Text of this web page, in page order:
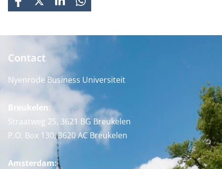
FACEBOOK
X LINKEDINWHATSAPP
Contact
Nyenrode Business Universiteit
Breukelen:
Straatweg 25, 3621 BG Breukelen
P.O. Box 130, 3620 AC Breukelen
Amsterdam: